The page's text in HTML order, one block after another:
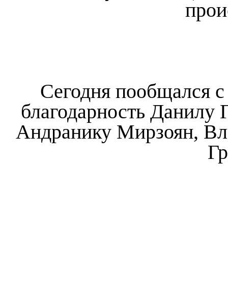
Сегодня пообщался
благодарность
Андранику Мирзоян,